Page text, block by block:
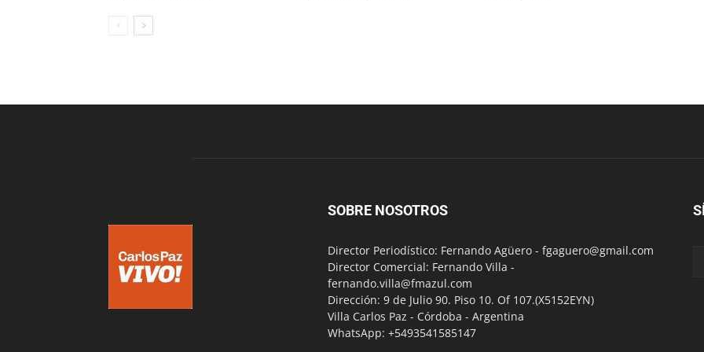
SOBRE NOSOTROS
Director Periodístico: Fernando Agüero - fgaguero@gmail.com
Director Comercial: Fernando Villa -
fernando.villa@fmazul.com
Dirección: 9 de Julio 90. Piso 10. Of 107.(X5152EYN)
Villa Carlos Paz - Córdoba - Argentina
WhatsApp: +5493541585147